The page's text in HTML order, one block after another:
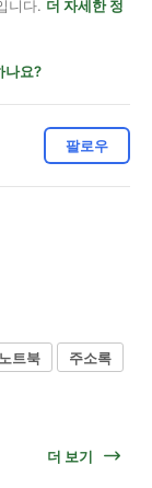
니다. 더 자세한 정
나요?
팔로우
트북 주소록
더 보기